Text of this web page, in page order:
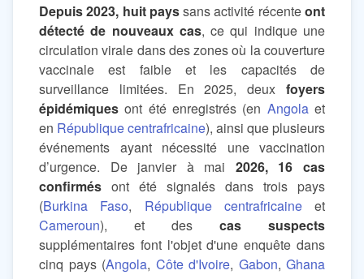
Depuis 2023, huit payssans activité récenteont
détecté de nouveaux cas, ce qui indique une
circulation virale dans des zones où la couverture
vaccinale est faible et les capacités de
surveillance limitées. En 2025, deux foyers
épidémiques ont été enregistrés (en Angolaet
en République centrafricaine), ainsi que plusieurs
événements ayant nécessité une vaccination
d’urgence. De janvier à mai 2026, 16 cas
confirmés ont été signalés dans trois pays
(Burkina Faso, République centrafricaineet
Cameroun), et des cas suspects
supplémentaires font l'objet d'une enquête dans
cinq pays (Angola, Côte d'Ivoire, Gabon, Ghana